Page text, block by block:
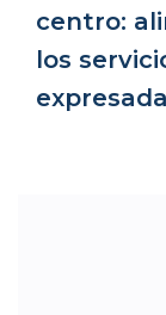
centro:
los